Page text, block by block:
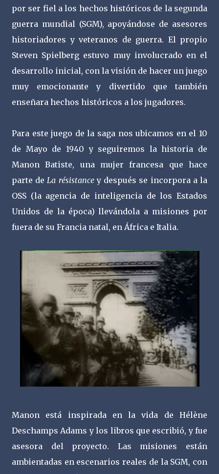
por ser fiel a los hechos históricos de la segunda
guerra mundial (SGM), apoyándose de asesores
historiadores y veteranos de guerra. El propio
Steven Spielberg estuvo muy involucrado en el
desarrollo inicial, con la visión de hacer un juego
muy emocionante y divertido que también
enseñara hechos históricos a los jugadores.
Para este juego de la saga nos ubicamos en el 10
de Mayo de 1940 y seguiremos la historia de
Manon Batiste, una mujer francesa que hace
parte de La résistancey después se incorpora a la
OSS (la agencia de inteligencia de los Estados
Unidos de la época) llevándola a misiones por
fuera de su Francia natal, en África e Italia.
Manon está inspirada en la vida de Hélène
Deschamps Adams y los libros que escribió, y fue
asesora del proyecto. Las misiones están
ambientadas en escenarios reales de la SGM, con